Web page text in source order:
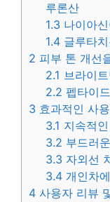
루론산
1.3 나이아
1.4 글루타
2 피부 톤 개선
2.1 브라이
2.2 펩타이
3 효과적인 사
3.1 지속적
3.2 부드러
3.3 자외선
3.4 개인차
4 사용자 리뷰